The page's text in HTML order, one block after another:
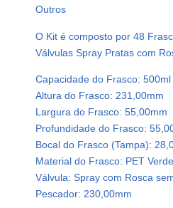
V
e
d
e
P
e
t
5
0
0
Outros
O Kit é composto por 48
Válvulas Spray Pratas com
Capacidade do Frasco: 500ml
Altura do Frasco: 231,00mm
Largura do Frasco: 55,00mm
Profundidade do Frasco:
Bocal do Frasco (Tampa):
Material do Frasco: PET
Válvula: Spray com Rosca
Pescador: 230,00mm